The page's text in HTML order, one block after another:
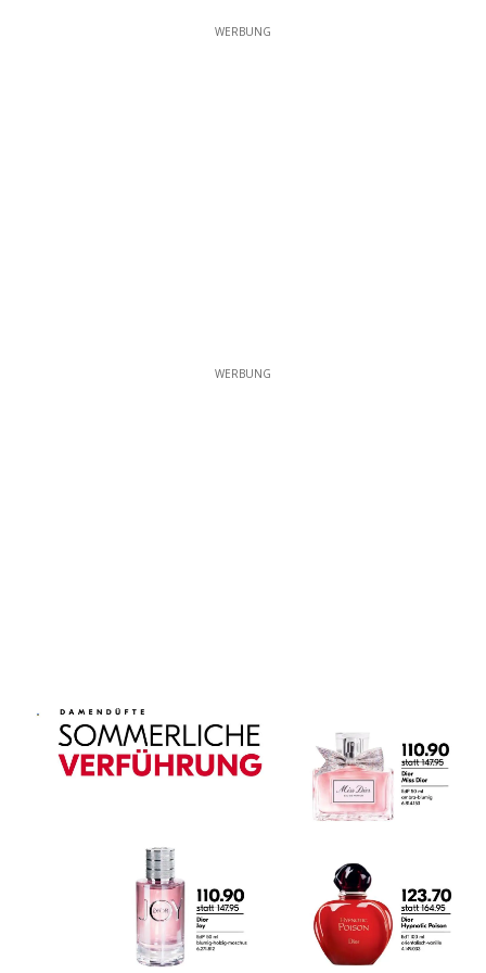
WERBUNG
WERBUNG